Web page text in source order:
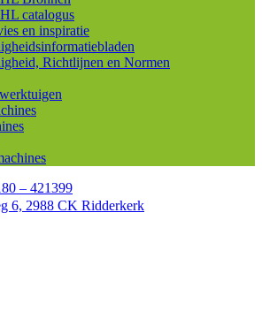
catalogus
en inspiratie
Richtlijnen en Normen
– 421399
6, 2988 CK Ridderkerk